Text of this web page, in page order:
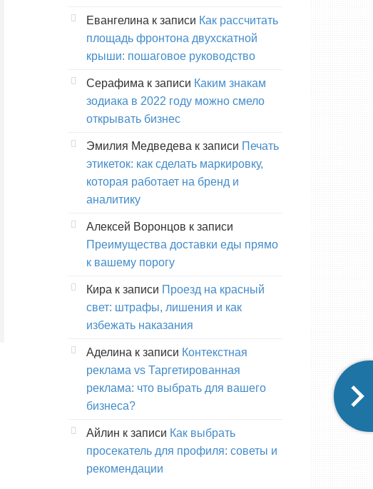
Евангелина к записи Как рассчитать
площадь фронтона двухскатной
крыши: пошаговое руководство
Серафима к записи Каким знакам
зодиака в 2022 году можно смело
открывать бизнес
Эмилия Медведева к записи Печать
этикеток: как сделать маркировку,
которая работает на бренд и
аналитику
Алексей Воронцов к записи
Преимущества доставки еды прямо
к вашему порогу
Кира к записи Проезд на красный
свет: штрафы, лишения и как
избежать наказания
Аделина к записи Контекстная
реклама vs Таргетированная
реклама: что выбрать для вашего
бизнеса?
Айлин к записи Как выбрать
просекатель для профиля: советы и
рекомендации